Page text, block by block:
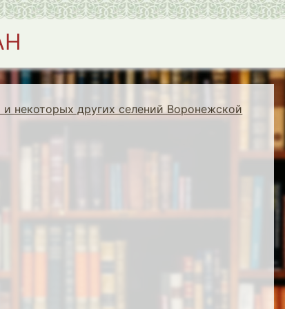
некоторых других селений Воронежской